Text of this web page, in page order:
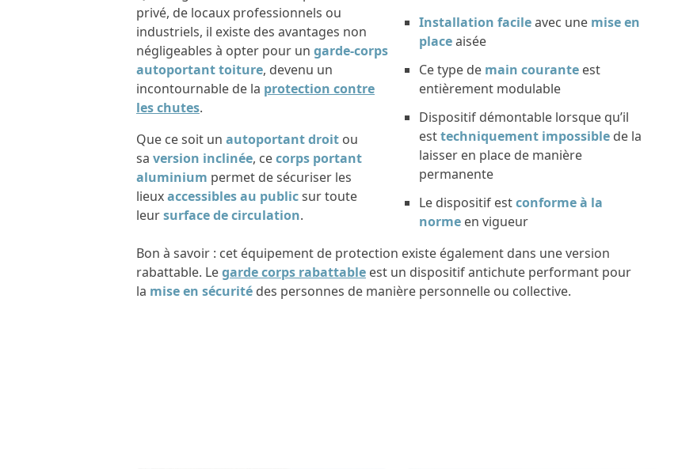
privé, de locaux professionnels ou
industriels, il existe des avantages non
négligeables à opter pour un garde-corps
autoportant toiture, devenu un
incontournable de la protection contre
les chutes.
Que ce soit un autoportant droit ou
sa version inclinée, cecorps portant
aluminium permet de sécuriser les
lieuxaccessibles au publicsur toute
leursurface de circulation.
Installation facileavec une mise en
placeaisée
Ce type de main courante est
entièrement modulable
Dispositif démontable lorsque qu’il
esttechniquement impossible de la
laisser en place de manière
permanente
Le dispositif estconforme à la
norme en vigueur
Bon à savoir : cet équipement de protection existe également dans une version
rabattable. Legarde corps rabattable est un dispositif antichute performant pour
la mise en sécurité des personnes de manière personnelle ou collective.